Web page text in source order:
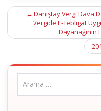
Post
← Danıştay Vergi Dava
Vergide E-Tebligat
Dayanağının